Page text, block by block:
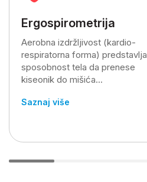
Ergospirometrija
Aerobna izdržljivost (kardio-
respiratorna forma) predstavlja
sposobnost tela da prenese
kiseonik do mišića...
Saznaj više